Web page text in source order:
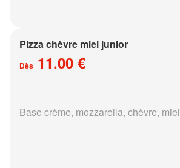
Pizza chèvre miel junior
Dès 11.00 €
Base crème, mozzarella, chèvre, miel